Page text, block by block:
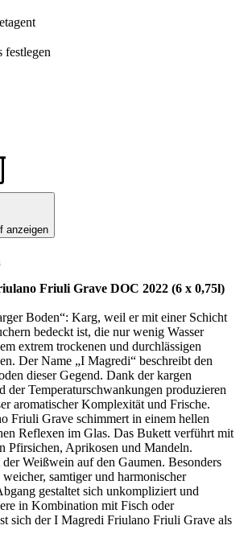
festlegen
anzeigen
Friuli Grave DOC 2022 (6 x 0,75l)
Boden“: Karg, weil er mit einer Schicht
bedeckt ist, die nur wenig Wasser
extrem trockenen und durchlässigen
Der Name „I Magredi“ beschreibt den
dieser Gegend. Dank der kargen
der Temperaturschwankungen produzieren
aromatischer Komplexität und Frische.
Friuli Grave schimmert in einem hellen
Reflexen im Glas. Das Bukett verführt mit
Pfirsichen, Aprikosen und Mandeln.
Weißwein auf den Gaumen. Besonders
samtiger und harmonischer
gestaltet sich unkompliziert und
in Kombination mit Fisch oder
sich der I Magredi Friulano Friuli Grave als